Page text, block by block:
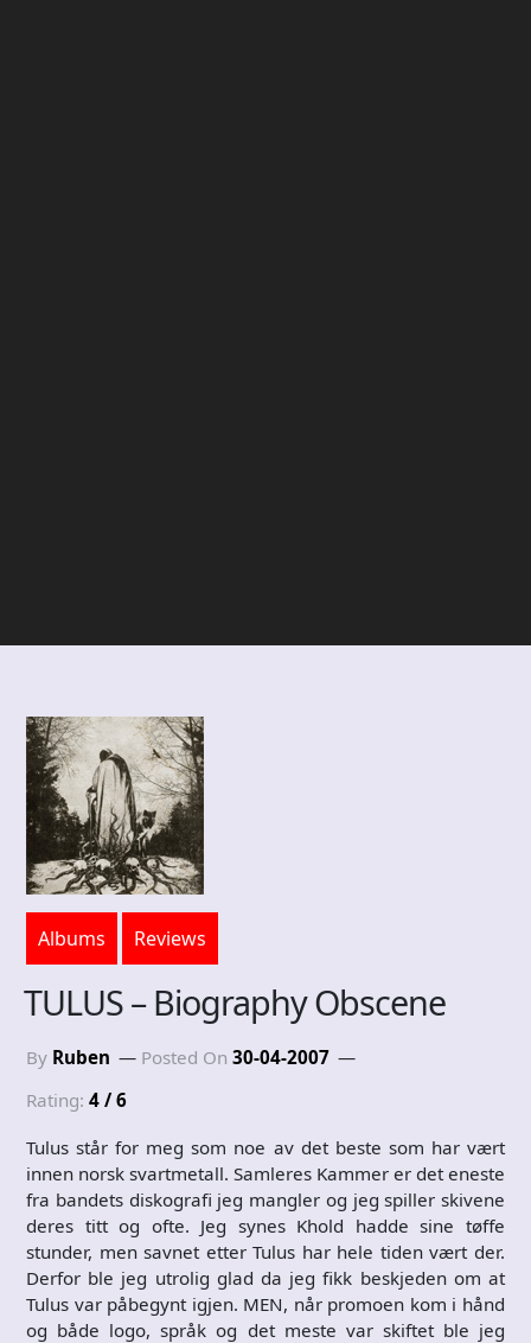
Albums Reviews
TULUS – Biography Obscene
By Ruben Posted On 30-04-2007
Rating: 4 / 6
Tulus står for meg som noe av det beste som har vært
innen norsk svartmetall. Samleres Kammer er det eneste
fra bandets diskografi jeg mangler og jeg spiller skivene
deres titt og ofte. Jeg synes Khold hadde sine tøffe
stunder, men savnet etter Tulus har hele tiden vært der.
Derfor ble jeg utrolig glad da jeg fikk beskjeden om at
Tulus var påbegynt igjen. MEN, når promoen kom i hånd
og både logo, språk og det meste var skiftet ble jeg